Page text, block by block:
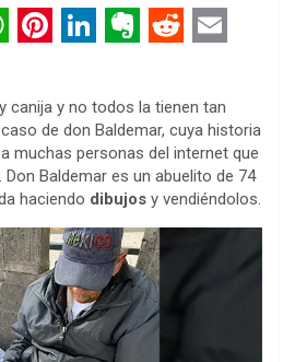
i
n
t
e
r
e
s
t
i
n
k
e
d
I
n
v
e
r
n
o
t
e
e
d
d
i
t
m
a
i
l
canija y no todos la tienen tan
de don Baldemar, cuya historia
muchas personas del internet que
Baldemar es un abuelito de 74
haciendo dibujos y vendiéndolos.